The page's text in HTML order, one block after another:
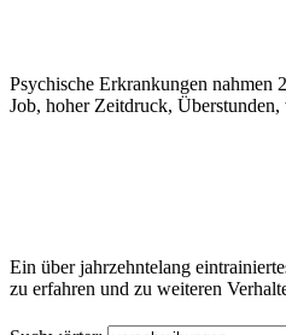
Psychische Erkrankungen nahmen
Job, hoher Zeitdruck,
Ein über jahrzehntelang
zu erfahren und zu weiteren